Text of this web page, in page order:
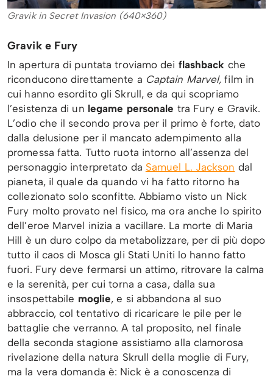
Gravik in Secret Invasion (640×360)
Gravik e Fury
In apertura di puntata troviamo dei flashback che
riconducono direttamente a Captain Marvel,film in
cui hanno esordito gli Skrull, e da qui scopriamo
l’esistenza di un legame personale tra Fury e Gravik.
L’odio che il secondo prova per il primo è forte, dato
dalla delusione per il mancato adempimento alla
promessa fatta. Tutto ruota intorno all’assenza del
personaggio interpretato da Samuel L. Jackson dal
pianeta, il quale da quando vi ha fatto ritorno ha
collezionato solo sconfitte. Abbiamo visto un Nick
Fury molto provato nel fisico, ma ora anche lo spirito
dell’eroe Marvel inizia a vacillare. La morte di Maria
Hill è un duro colpo da metabolizzare, per di più dopo
tutto il caos di Mosca gli Stati Uniti lo hanno fatto
fuori. Fury deve fermarsi un attimo, ritrovare la calma
e la serenità, per cui torna a casa, dalla sua
insospettabile moglie, e si abbandona al suo
abbraccio, col tentativo di ricaricare le pile per le
battaglie che verranno. A tal proposito, nel finale
della seconda stagione assistiamo alla clamorosa
rivelazione della natura Skrull della moglie di Fury,
ma la vera domanda è: Nick è a conoscenza di